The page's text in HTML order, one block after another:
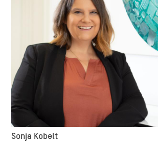
Sonja Kobelt